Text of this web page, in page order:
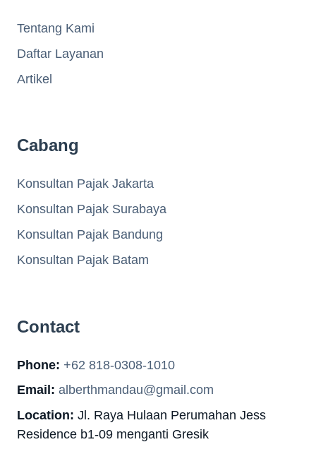
Tentang Kami
Daftar Layanan
Artikel
Cabang
Konsultan Pajak Jakarta
Konsultan Pajak Surabaya
Konsultan Pajak Bandung
Konsultan Pajak Batam
Contact
Phone: +62 818-0308-1010
Email: alberthmandau@gmail.com
Location: Jl. Raya Hulaan Perumahan Jess
Residence b1-09 menganti Gresik